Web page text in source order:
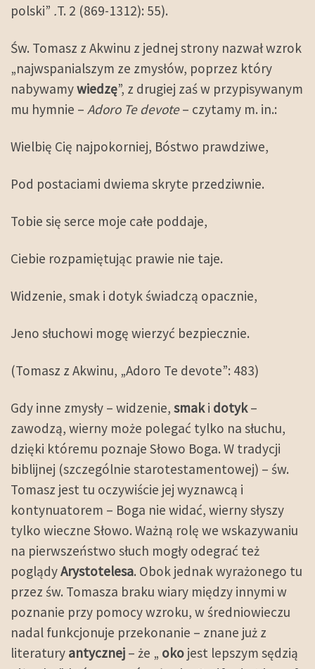
polski” .T. 2 (869-1312): 55).
Św. Tomasz z Akwinu z jednej strony nazwał wzrok
„najwspanialszym ze zmysłów, poprzez który
nabywamywiedzę”, z drugiej zaś w przypisywanym
mu hymnie – Adoro Te devote– czytamy m. in.:
Wielbię Cię najpokorniej, Bóstwo prawdziwe,
Pod postaciami dwiema skryte przedziwnie.
Tobie się serce moje całe poddaje,
Ciebie rozpamiętując prawie nie taje.
Widzenie, smak i dotyk świadczą opacznie,
Jeno słuchowi mogę wierzyć bezpiecznie.
(Tomasz z Akwinu, „Adoro Te devote”: 483)
Gdy inne zmysły – widzenie, smaki dotyk–
zawodzą, wierny może polegać tylko na słuchu,
dzięki któremu poznaje Słowo Boga. W tradycji
biblijnej (szczególnie starotestamentowej) – św.
Tomasz jest tu oczywiście jej wyznawcą i
kontynuatorem – Boga nie widać, wierny słyszy
tylko wieczne Słowo. Ważną rolę we wskazywaniu
na pierwszeństwo słuch mogły odegrać też
poglądyArystotelesa. Obok jednak wyrażonego tu
przez św. Tomasza braku wiary między innymi w
poznanie przy pomocy wzroku, w średniowieczu
nadal funkcjonuje przekonanie – znane już z
literatury antycznej – że „ oko jest lepszym sędzią